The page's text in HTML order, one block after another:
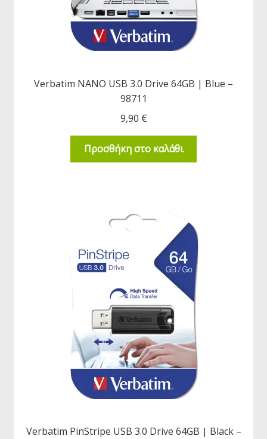
Verbatim NANO USB 3.0 Drive 64GB | Blue –
98711
9,90 €
Προσθήκη στο καλάθι
Verbatim PinStripe USB 3.0 Drive 64GB | Black –